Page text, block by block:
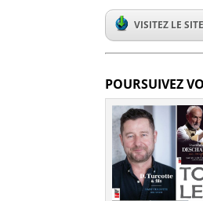
VISITEZ LE
POURSUIVEZ